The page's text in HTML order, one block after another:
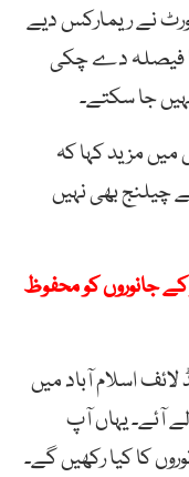
نے ریمارکس دیے
فیصلہ دے چکی
جا سکتے۔
مزید کہا کہ
چیلنج بھی نہیں
جانوروں کو محفوظ
اسلام آباد میں
آئے۔ یہاں آپ
کا کیا رکھیں گے۔